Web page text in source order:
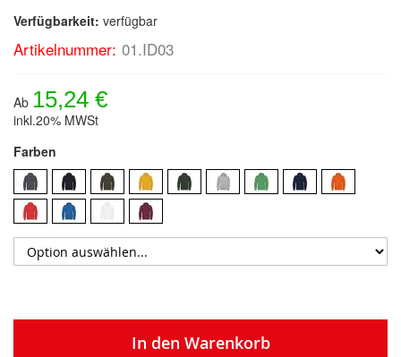
Verfügbarkeit: verfügbar
Artikelnummer: 01.ID03
Ab 15,24 €
inkl.20% MWSt
Farben
In den Warenkorb